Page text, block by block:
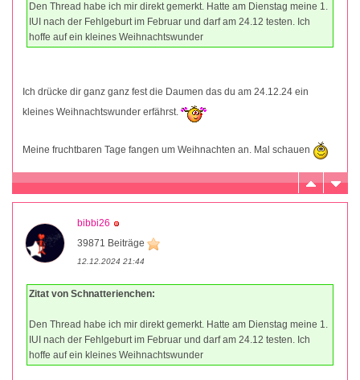
Den Thread habe ich mir direkt gemerkt. Hatte am Dienstag meine 1.
IUI nach der Fehlgeburt im Februar und darf am 24.12 testen. Ich
hoffe auf ein kleines Weihnachtswunder
Ich drücke dir ganz ganz fest die Daumen das du am 24.12.24 ein
kleines Weihnachtswunder erfährst.
Meine fruchtbaren Tage fangen um Weihnachten an. Mal schauen
bibbi26
39871 Beiträge
12.12.2024 21:44
Zitat von Schnatterienchen:
Den Thread habe ich mir direkt gemerkt. Hatte am Dienstag meine 1.
IUI nach der Fehlgeburt im Februar und darf am 24.12 testen. Ich
hoffe auf ein kleines Weihnachtswunder